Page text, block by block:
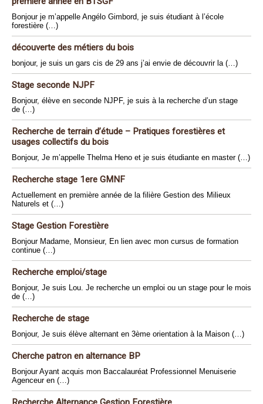
Bonjour je m’appelle Angélo Gimbord, je suis étudiant à l’école
forestière (…)
découverte des métiers du bois
bonjour, je suis un gars cis de 29 ans j’ai envie de découvrir la (…)
Stage seconde NJPF
Bonjour, élève en seconde NJPF, je suis à la recherche d’un stage
de (…)
Recherche de terrain d’étude – Pratiques forestières et
usages collectifs du bois
Bonjour, Je m’appelle Thelma Heno et je suis étudiante en master (…)
Recherche stage 1ere GMNF
Actuellement en première année de la filière Gestion des Milieux
Naturels et (…)
Stage Gestion Forestière
Bonjour Madame, Monsieur, En lien avec mon cursus de formation
continue (…)
Recherche emploi/stage
Bonjour, Je suis Lou. Je recherche un emploi ou un stage pour le mois
de (…)
Recherche de stage
Bonjour, Je suis élève alternant en 3ème orientation à la Maison (…)
Cherche patron en alternance BP
Bonjour Ayant acquis mon Baccalauréat Professionnel Menuiserie
Agenceur en (…)